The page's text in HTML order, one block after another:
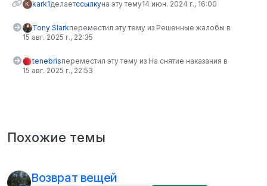
K kark1делаетссылкуна эту тему14 июн. 2024 г., 16:00
Tony Slarkпереместил эту тему из Решенные жалобы в
15 авг. 2025 г., 22:35
tenebrisпереместил эту тему из На снятие наказания в
15 авг. 2025 г., 22:53
Похожие темы
Возврат вещей